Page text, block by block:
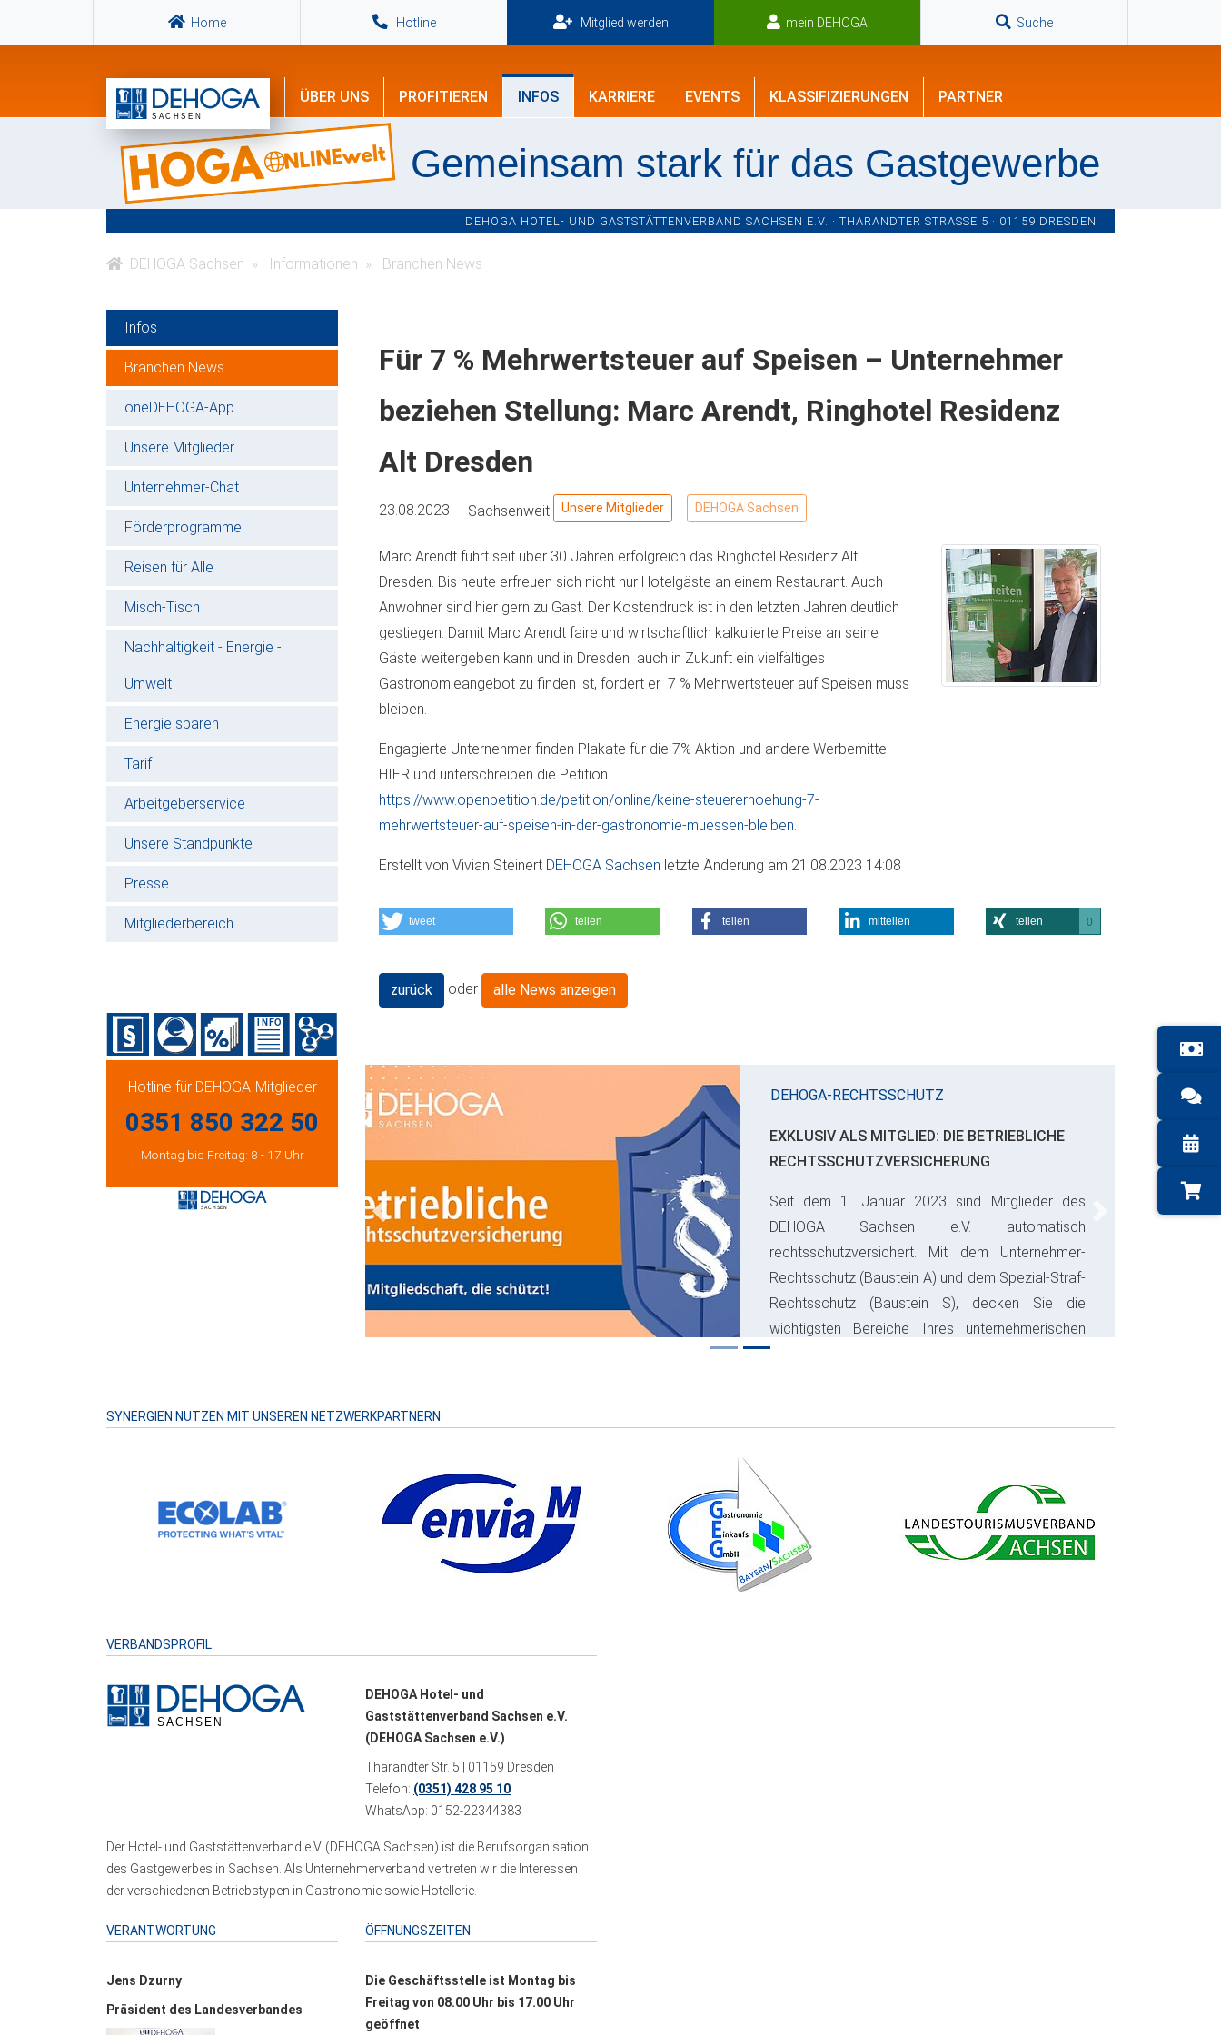
Home Hotline Mitglied werden mein DEHOGA Suche
ÜBER UNS PROFITIEREN INFOS KARRIERE EVENTS KLASSIFIZIERUNGEN PARTNER
Gemeinsam stark für das Gastgewerbe
DEHOGA HOTEL- UND GASTSTÄTTENVERBAND SACHSEN E.V. · THARANDTER STRASSE 5 · 01159 DRESDEN
DEHOGA Sachsen Informationen Branchen News
Infos
Branchen News
oneDEHOGA-App
Unsere Mitglieder
Unternehmer-Chat
Förderprogramme
Reisen für Alle
Misch-Tisch
Nachhaltigkeit - Energie -
Umwelt
Energie sparen
Tarif
Arbeitgeberservice
Unsere Standpunkte
Presse
Mitgliederbereich
Hotline für DEHOGA-Mitglieder
0351 850 322 50
Montag bis Freitag: 8 - 17 Uhr
Für 7 % Mehrwertsteuer auf Speisen – Unternehmer
beziehen Stellung: Marc Arendt, Ringhotel Residenz
Alt Dresden
23.08.2023 Sachsenweit Unsere Mitglieder DEHOGA Sachsen
Marc Arendt führt seit über 30 Jahren erfolgreich das Ringhotel Residenz Alt
Dresden. Bis heute erfreuen sich nicht nur Hotelgäste an einem Restaurant. Auch
Anwohner sind hier gern zu Gast. Der Kostendruck ist in den letzten Jahren deutlich
gestiegen. Damit Marc Arendt faire und wirtschaftlich kalkulierte Preise an seine
Gäste weitergeben kann und in Dresden auch in Zukunft ein vielfältiges
Gastronomieangebot zu finden ist, fordert er 7 % Mehrwertsteuer auf Speisen muss
bleiben.
Engagierte Unternehmer finden Plakate für die 7% Aktion und andere Werbemittel
HIER und unterschreiben die Petition
https://www.openpetition.de/petition/online/keine-steuererhoehung-7-
mehrwertsteuer-auf-speisen-in-der-gastronomie-muessen-bleiben
Erstellt von Vivian Steinert DEHOGA Sachsen letzte Änderung am 21.08.2023 14:08
tweet teilen teilen mitteilen teilen 0
zurück oder alle News anzeigen
DEHOGA-RECHTSSCHUTZ
EXKLUSIV ALS MITGLIED: DIE BETRIEBLICHE
RECHTSSCHUTZVERSICHERUNG
Seit dem 1. Januar 2023 sind Mitglieder des
DEHOGA Sachsen e.V. automatisch
rechtsschutzversichert. Mit dem Unternehmer-
Rechtsschutz (Baustein A) und dem Spezial-Straf-
Rechtsschutz (Baustein S), decken Sie die
wichtigsten Bereiche Ihres unternehmerischen
Risikos ab und sparen bares Geld.
Previous
SYNERGIEN NUTZEN MIT UNSEREN NETZWERKPARTNERN
VERBANDSPROFIL
DEHOGA Hotel- und
Gaststättenverband Sachsen e.V.
(DEHOGA Sachsen e.V.)
Tharandter Str. 5 | 01159 Dresden
Telefon: (0351) 428 95 10
WhatsApp: 0152-22344383
Der Hotel- und Gaststättenverband e.V. (DEHOGA Sachsen) ist die Berufsorganisation
des Gastgewerbes in Sachsen. Als Unternehmerverband vertreten wir die Interessen
der verschiedenen Betriebstypen in Gastronomie sowie Hotellerie.
VERANTWORTUNG
Jens Dzurny
Präsident des Landesverbandes
ÖFFNUNGSZEITEN
Die Geschäftsstelle ist Montag bis
Freitag von 08.00 Uhr bis 17.00 Uhr
geöffnet